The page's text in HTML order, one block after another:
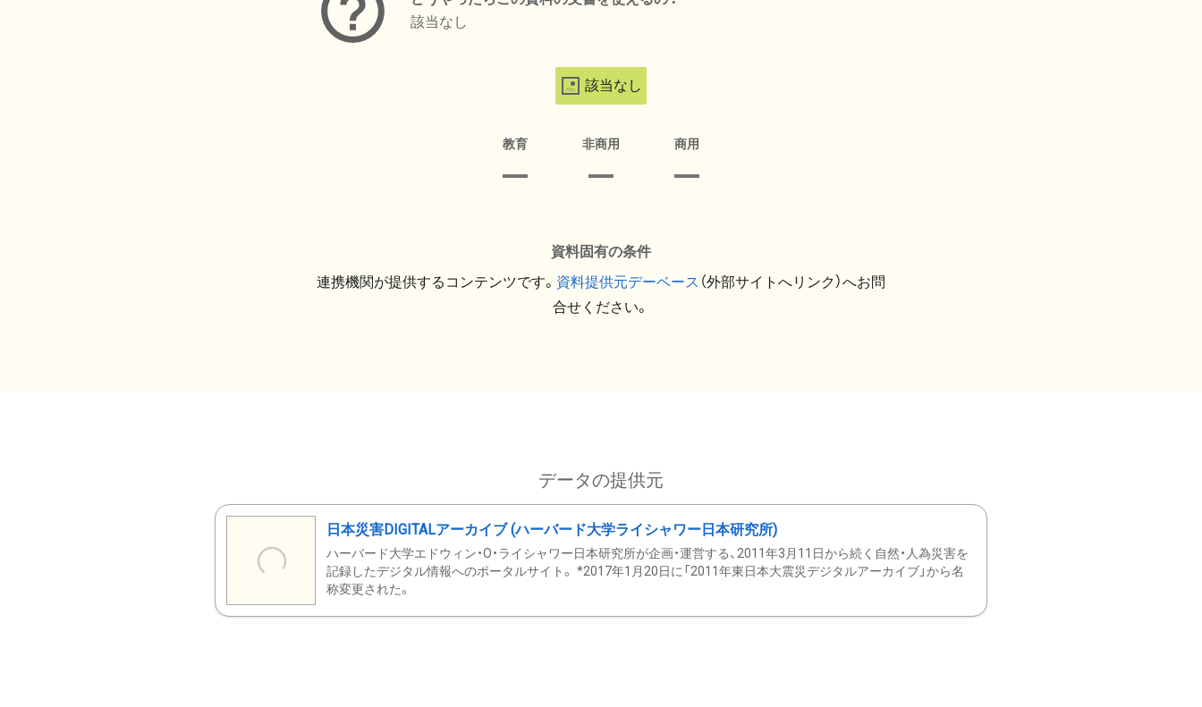
該当なし
該当なし
教育 非商用 商用
資料固有の条件
連携機関が提供するコンテンツです。 資料提供元デーベース （外部サイトへリンク）へお問
合せください。
データの提供元
日本災害DIGITALアーカイブ (ハーバード大学ライシャワー日本研究所)
ハーバード大学エドウィン・O・ライシャワー日本研究所が企画・運営する、2011年3月11日から続く自然・人為災害を
記録したデジタル情報へのポータルサイト。 *2017年1月20日に「2011年東日本大震災デジタルアーカイブ」から名
称変更された。